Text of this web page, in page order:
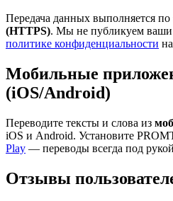
Передача данных выполняется по
(HTTPS). Мы не публикуем
политике конфиденциальности
Мобильные
(iOS/Android)
Переводите тексты и слова из
iOS и Android. Установите
Play — переводы всегда под
Отзывы